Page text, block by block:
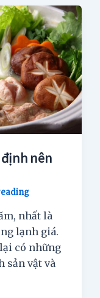
nên
nhất là
lạnh giá.
có những
sản vật và